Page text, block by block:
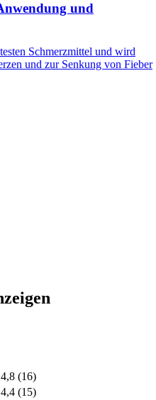
und
Schmerzmittel und wird
und zur Senkung von Fieber
4,8 (16)
4,4 (15)